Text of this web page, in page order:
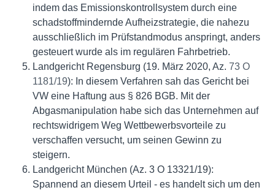
indem das Emissionskontrollsystem durch eine
schadstoffmindernde Aufheizstrategie, die nahezu
ausschließlich im Prüfstandmodus anspringt, anders
gesteuert wurde als im regulären Fahrbetrieb.
Landgericht Regensburg (19. März 2020, Az. 73 O
1181/19): In diesem Verfahren sah das Gericht bei
VW eine Haftung aus § 826 BGB. Mit der
Abgasmanipulation habe sich das Unternehmen auf
rechtswidrigem Weg Wettbewerbsvorteile zu
verschaffen versucht, um seinen Gewinn zu
steigern.
Landgericht München (Az. 3 O 13321/19):
Spannend an diesem Urteil - es handelt sich um den